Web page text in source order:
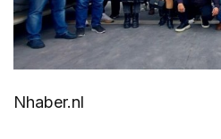
Nhaber.nl